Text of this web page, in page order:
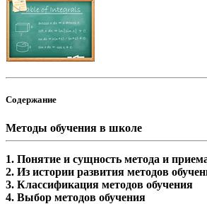
Содержание
Методы обучения в школе
1. Понятие и сущность метода и
2. Из истории развития методов
3. Классификация методов обучения
4. Выбор методов обучения